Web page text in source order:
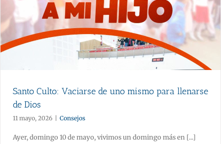
Santo Culto: Vaciarse de uno mismo para llenarse
de Dios
11 mayo, 2026 Consejos
Ayer, domingo 10 de mayo, vivimos un domingo más en [...]